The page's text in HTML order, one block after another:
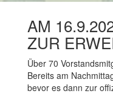
AM
ZUR
Über 70
Bereits am
bevor es dann zur